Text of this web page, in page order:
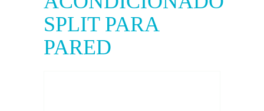
SPLIT PARA
PARED